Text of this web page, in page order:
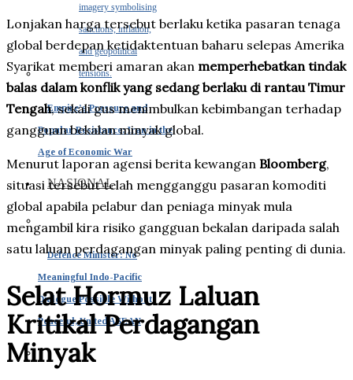
Empire’s Pressure and
Popular Resistance: Iran in the
Age of Economic War
NASIONAL
Defence Minister: No
Meaningful Indo-Pacific
Dialogue Possible Without
Peaceful, United ASEAN
Lonjakan harga tersebut berlaku ketika pasaran tenaga
global berdepan ketidaktentuan baharu selepas Amerika
Syarikat memberi amaran akan memperhebatkan tindak
balas dalam konflik yang sedang berlaku di rantau Timur
Tengah, sekali gus menimbulkan kebimbangan terhadap
gangguan bekalan minyak global.
Menurut laporan agensi berita kewangan Bloomberg,
situasi tersebut telah mengganggu pasaran komoditi
global apabila pelabur dan peniaga minyak mula
mengambil kira risiko gangguan bekalan daripada salah
satu laluan perdagangan minyak paling penting di dunia.
Selat Hormuz Laluan
Kritikal Perdagangan
Minyak